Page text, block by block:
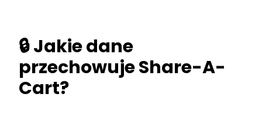
🔒 Jakie dane
przechowuje Share-A-
Cart?